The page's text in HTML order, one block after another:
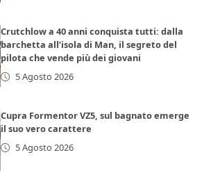
Crutchlow a 40 anni conquista tutti: dalla
barchetta all’isola di Man, il segreto del
pilota che vende più dei giovani
5 Agosto 2026
Cupra Formentor VZ5, sul bagnato emerge
il suo vero carattere
5 Agosto 2026